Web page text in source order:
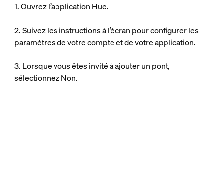
1. Ouvrez l’application Hue.
2. Suivez les instructions à l’écran pour configurer les
paramètres de votre compte et de votre application.
3. Lorsque vous êtes invité à ajouter un pont,
sélectionnez Non.